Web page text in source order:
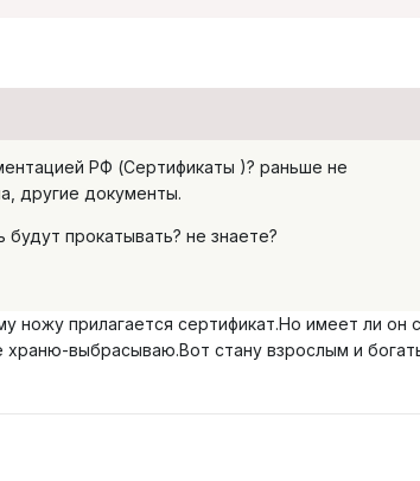
РФ (Сертификаты )? раньше не
другие документы.
прокатывать? не знаете?
ножу прилагается сертификат.Но имеет ли он
храню-выбрасываю.Вот стану взрослым и